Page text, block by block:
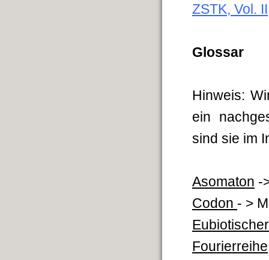
ZSTK, Vol.
Glossar
Hinweis:
ein
sind sie im
Asomaton -
Codon - >
Fourierreihe